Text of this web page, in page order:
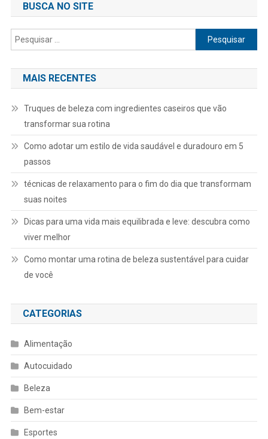
BUSCA NO SITE
Pesquisar
por:
MAIS RECENTES
Truques de beleza com ingredientes caseiros que vão
transformar sua rotina
Como adotar um estilo de vida saudável e duradouro em 5
passos
técnicas de relaxamento para o fim do dia que transformam
suas noites
Dicas para uma vida mais equilibrada e leve: descubra como
viver melhor
Como montar uma rotina de beleza sustentável para cuidar
de você
CATEGORIAS
Alimentação
Autocuidado
Beleza
Bem-estar
Esportes